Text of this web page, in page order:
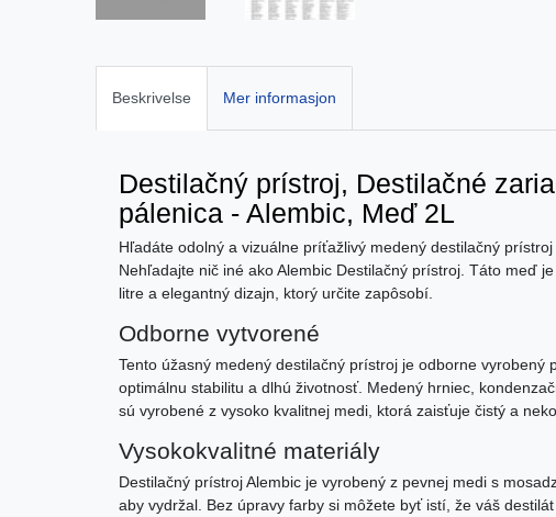
Beskrivelse Mer informasjon
Destilačný prístroj, Destilačné
pálenica - Alembic, Meď 2L
Hľadáte odolný a vizuálne príťažlivý medený destilačný
Nehľadajte nič iné ako Alembic Destilačný prístroj. Táto meď
litre a elegantný dizajn, ktorý určite zapôsobí.
Odborne vytvorené
Tento úžasný medený destilačný prístroj je odborne vyrobený
optimálnu stabilitu a dlhú životnosť. Medený hrniec,
sú vyrobené z vysoko kvalitnej medi, ktorá zaisťuje čistý a
Vysokokvalitné materiály
Destilačný prístroj Alembic je vyrobený z pevnej medi s
aby vydržal. Bez úpravy farby si môžete byť istí, že váš